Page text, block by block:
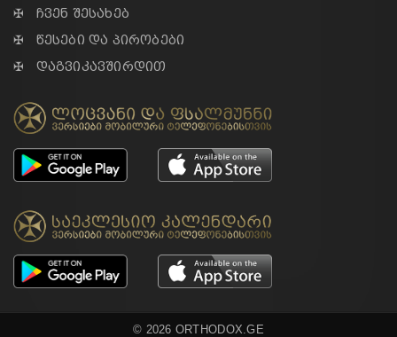
✠ ჩვენ შესახებ
✠ წესები და პირობები
✠ დაგვიკავშირდით
© 2026 ORTHODOX.GE